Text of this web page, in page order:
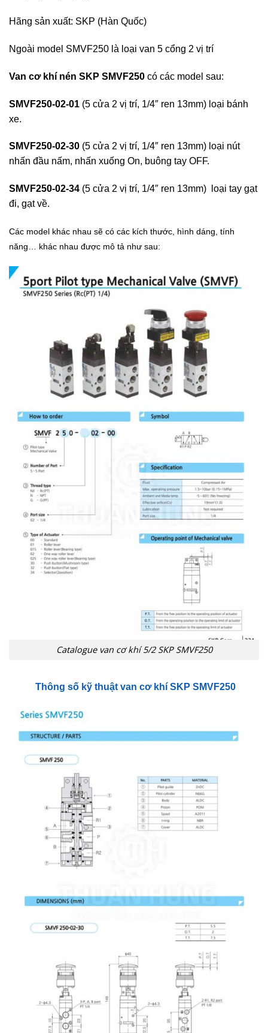
Hãng sản xuất: SKP (Hàn Quốc)
Ngoài model SMVF250 là loại van 5 cổng 2 vị trí
Van cơ khí nén SKP SMVF250 có các model sau:
SMVF250-02-01 (5 cửa 2 vị trí, 1/4″ ren 13mm) loại bánh
xe.
SMVF250-02-30 (5 cửa 2 vị trí, 1/4″ ren 13mm) loại nút
nhấn đầu nấm, nhấn xuống On, buông tay OFF.
SMVF250-02-34 (5 cửa 2 vị trí, 1/4″ ren 13mm) loại tay gạt
đi, gạt về.
Các model khác nhau sẽ có các kích thước, hình dáng, tính
năng… khác nhau được mô tả như sau:
Catalogue van cơ khí 5/2 SKP SMVF250
Thông số kỹ thuật van cơ khí SKP SMVF250